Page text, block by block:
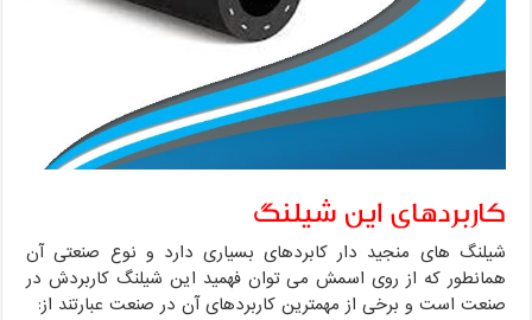
کاربردهای این شیلنگ
شیلنگ های منجید دار کابردهای بسیاری دارد و نوع صنعتی آن
همانطور که از روی اسمش می توان فهمید این شیلنگ کاربردش در
صنعت است و برخی از مهمترین کاربردهای آن در صنعت عبارتند از: